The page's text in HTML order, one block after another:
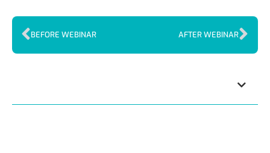
BEFORE WEBINAR AFTER WEBINAR